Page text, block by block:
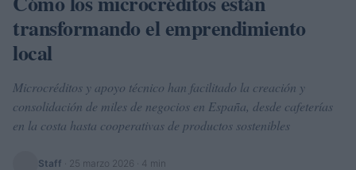
transformando el emprendimiento
local
Microcréditos y apoyo técnico han facilitado la creación y
consolidación de miles de negocios en España, desde cafeterías
en la costa hasta cooperativas de productos sostenibles
Staff 25 marzo 2026 · 4 min